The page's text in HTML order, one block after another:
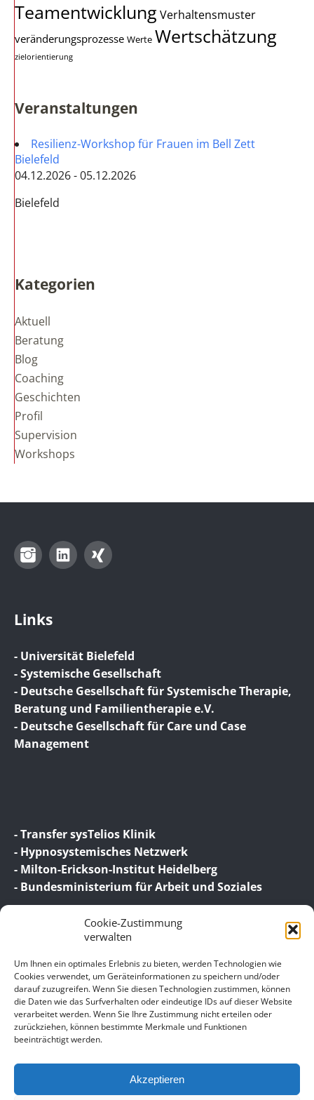
Cookie-Zustimmung
verwalten
Um Ihnen ein optimales Erlebnis zu bieten, werden Technologien wie
Cookies verwendet, um Geräteinformationen zu speichern und/oder
darauf zuzugreifen. Wenn Sie diesen Technologien zustimmen, können
die Daten wie das Surfverhalten oder eindeutige IDs auf dieser Website
verarbeitet werden. Wenn Sie Ihre Zustimmung nicht erteilen oder
zurückziehen, können bestimmte Merkmale und Funktionen
beeinträchtigt werden.
Akzeptieren
Teamentwicklung Verhaltensmuster
veränderungsprozesse Werte Wertschätzung
zielorientierung
Veranstaltungen
Resilienz-Workshop für Frauen im Bell Zett
Bielefeld
04.12.2026 - 05.12.2026
Bielefeld
Kategorien
Aktuell
Beratung
Blog
Coaching
Geschichten
Profil
Supervision
Workshops
InstagramLinkedIn
Links
- Universität Bielefeld
- Systemische Gesellschaft
- Deutsche Gesellschaft für Systemische Therapie,
Beratung und Familientherapie e.V.
- Deutsche Gesellschaft für Care und Case
Management
- Transfer sysTelios Klinik
- Hypnosystemisches Netzwerk
- Milton-Erickson-Institut Heidelberg
- Bundesministerium für Arbeit und Soziales
© 2026 Birgit Wagner – Coaching | Beratung |
Supervision
Datenschutz
Allgemeine Geschäftsbedingungen für meine